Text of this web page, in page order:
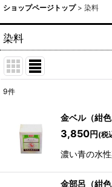
ショップページトップ > 染料
染料
並び順:
9件
金ベル（紺色
3,850円 (税
濃い青の水
金部呂（紺色